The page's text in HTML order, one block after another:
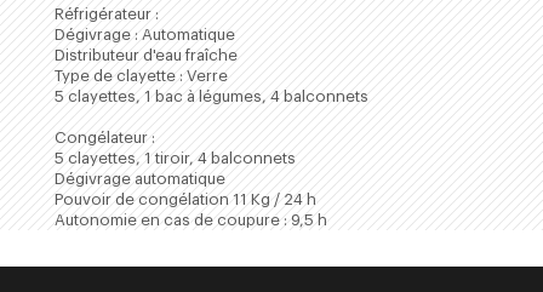
Réfrigérateur :
Dégivrage : Automatique
Distributeur d'eau fraîche
Type de clayette : Verre
5 clayettes, 1 bac à légumes, 4 balconnets
Congélateur :
5 clayettes, 1 tiroir, 4 balconnets
Dégivrage automatique
Pouvoir de congélation 11 Kg / 24 h
Autonomie en cas de coupure : 9,5 h